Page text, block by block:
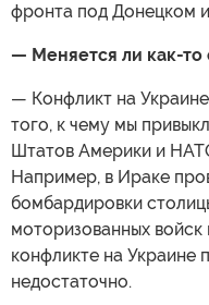
фронта под Донецком
— Меняется ли как-то
— Конфликт на Украине
того, к чему мы
Штатов Америки и
Например, в Ираке
бомбардировки
моторизованных
конфликте на Украине
недостаточно.